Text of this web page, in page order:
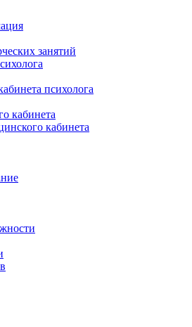
занятий
психолога
кабинета
кабинета